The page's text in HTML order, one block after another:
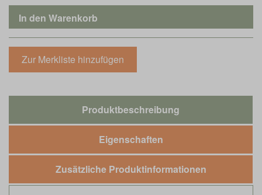
Produktbeschreibung
Eigenschaften
Zusätzliche Produktinformationen